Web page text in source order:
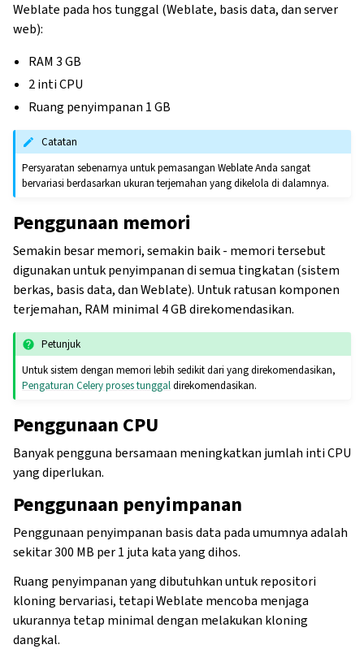
Weblate pada hos tunggal (Weblate, basis data, dan server
web):
RAM 3 GB
2 inti CPU
Ruang penyimpanan 1 GB
Catatan
Persyaratan sebenarnya untuk pemasangan Weblate Anda sangat
bervariasi berdasarkan ukuran terjemahan yang dikelola di dalamnya.
Penggunaan memori
Semakin besar memori, semakin baik - memori tersebut
digunakan untuk penyimpanan di semua tingkatan (sistem
berkas, basis data, dan Weblate). Untuk ratusan komponen
terjemahan, RAM minimal 4 GB direkomendasikan.
Petunjuk
Untuk sistem dengan memori lebih sedikit dari yang direkomendasikan,
Pengaturan Celery proses tunggaldirekomendasikan.
Penggunaan CPU
Banyak pengguna bersamaan meningkatkan jumlah inti CPU
yang diperlukan.
Penggunaan penyimpanan
Penggunaan penyimpanan basis data pada umumnya adalah
sekitar 300 MB per 1 juta kata yang dihos.
Ruang penyimpanan yang dibutuhkan untuk repositori
kloning bervariasi, tetapi Weblate mencoba menjaga
ukurannya tetap minimal dengan melakukan kloning
dangkal.